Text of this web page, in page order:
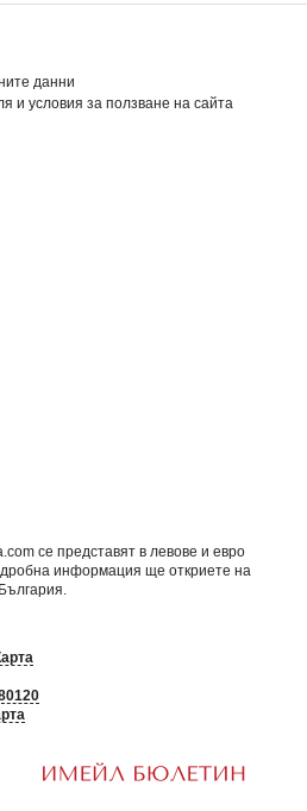
данни
и условия за ползване на сайта
се представят в левове и евро
информация ще откриете на